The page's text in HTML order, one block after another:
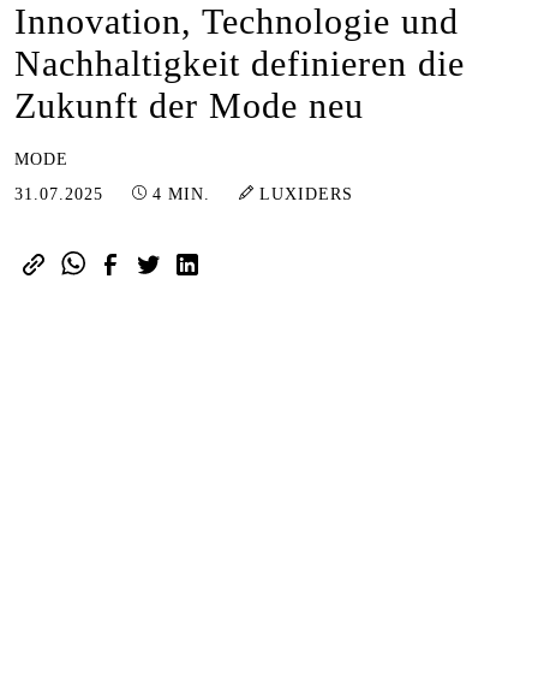
Innovation, Technologie und
Nachhaltigkeit definieren die
Zukunft der Mode neu
MODE
31.07.2025 31.07.2025
4 MIN. LUXIDERS